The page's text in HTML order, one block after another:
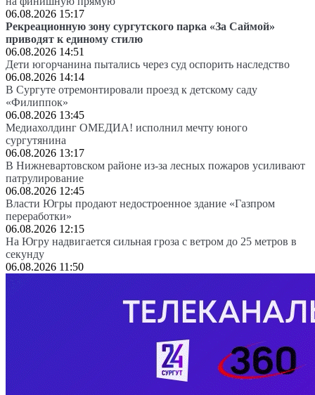
06.08.2026 15:17
Рекреационную зону сургутского парка «За Саймой»
приводят к единому стилю
06.08.2026 14:51
Дети югорчанина пытались через суд оспорить наследство
06.08.2026 14:14
В Сургуте отремонтировали проезд к детскому саду
«Филиппок»
06.08.2026 13:45
Медиахолдинг ОМЕДИА! исполнил мечту юного
сургутянина
06.08.2026 13:17
В Нижневартовском районе из-за лесных пожаров усиливают
патрулирование
06.08.2026 12:45
Власти Югры продают недостроенное здание «Газпром
переработки»
06.08.2026 12:15
На Югру надвигается сильная гроза с ветром до 25 метров в
секунду
06.08.2026 11:50